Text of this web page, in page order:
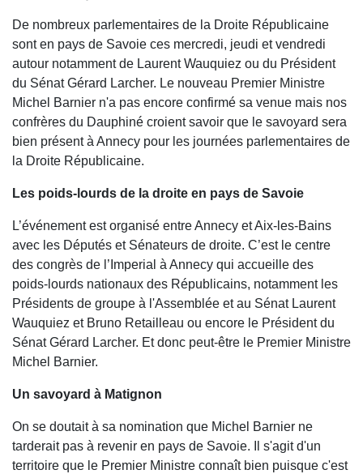
De nombreux parlementaires de la Droite Républicaine
sont en pays de Savoie ces mercredi, jeudi et vendredi
autour notamment de Laurent Wauquiez ou du Président
du Sénat Gérard Larcher. Le nouveau Premier Ministre
Michel Barnier n'a pas encore confirmé sa venue mais nos
confrères du Dauphiné croient savoir que le savoyard sera
bien présent à Annecy pour les journées parlementaires de
la Droite Républicaine.
Les poids-lourds de la droite en pays de Savoie
L’événement est organisé entre Annecy et Aix-les-Bains
avec les Députés et Sénateurs de droite. C’est le centre
des congrès de l’Imperial à Annecy qui accueille des
poids-lourds nationaux des Républicains, notamment les
Présidents de groupe à l'Assemblée et au Sénat Laurent
Wauquiez et Bruno Retailleau ou encore le Président du
Sénat Gérard Larcher. Et donc peut-être le Premier Ministre
Michel Barnier.
Un savoyard à Matignon
On se doutait à sa nomination que Michel Barnier ne
tarderait pas à revenir en pays de Savoie. Il s'agit d'un
territoire que le Premier Ministre connaît bien puisque c'est